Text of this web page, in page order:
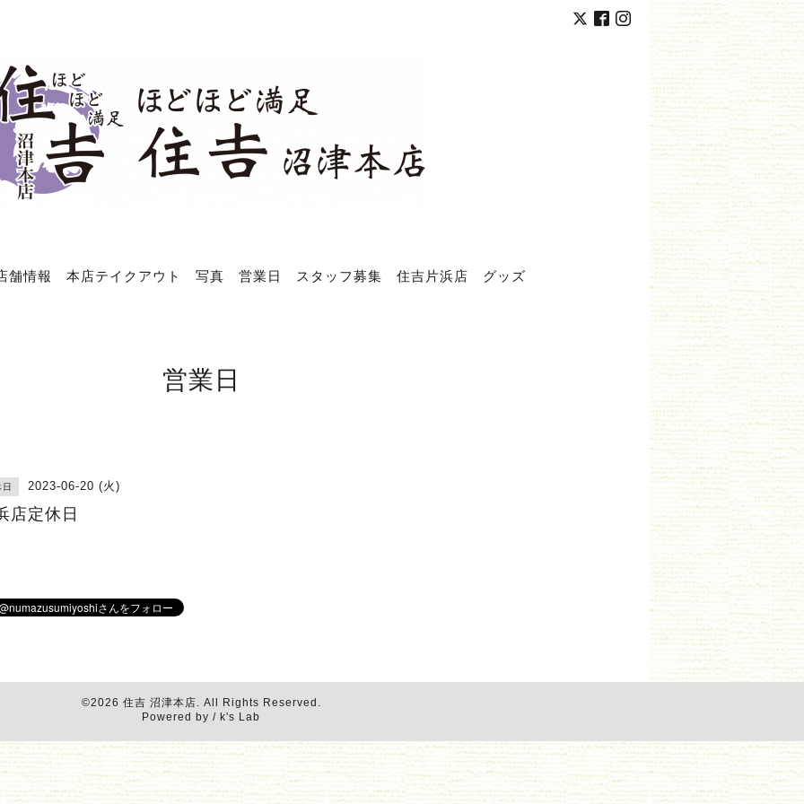
舗情報 本店テイクアウト 写真 営業日 スタッフ募集 住吉片浜店 グッズ
営業日
2023-06-20 (火)
店定休日
©2026 住吉 沼津本店. All Rights Reserved.
Powered by / k's Lab